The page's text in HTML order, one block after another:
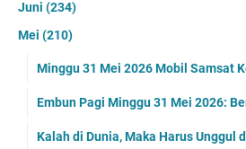
Juni (234)
Mei (210)
Minggu 31 Mei 2026 Mobil Samsat
Embun Pagi Minggu 31 Mei 2026:
Kalah di Dunia, Maka Harus Unggul